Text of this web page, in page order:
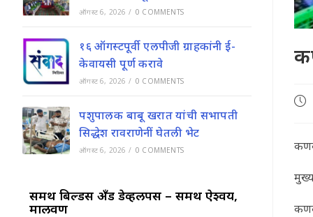
ऑगस्ट 6, 2026 / 0 COMMENTS
१६ ऑगस्टपूर्वी एलपीजी ग्राहकांनी ई-
केवायसी पूर्ण करावे
ऑगस्ट 6, 2026 / 0 COMMENTS
पशुपालक बाबू खरात यांची सभापती
सिद्धेश रावराणेनीं घेतली भेट
ऑगस्ट 6, 2026 / 0 COMMENTS
समर्थ बिल्डर्स अँड डेव्हलपर्स – समर्थ ऐश्वर्य,
मालवण